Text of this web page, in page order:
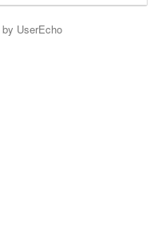
by UserEcho